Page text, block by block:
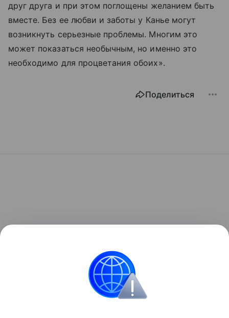
друг друга и при этом поглощены желанием быть
вместе. Без ее любви и заботы у Канье могут
возникнуть серьезные проблемы. Многим это
может показаться необычным, но именно это
необходимо для процветания обоих».
Поделиться